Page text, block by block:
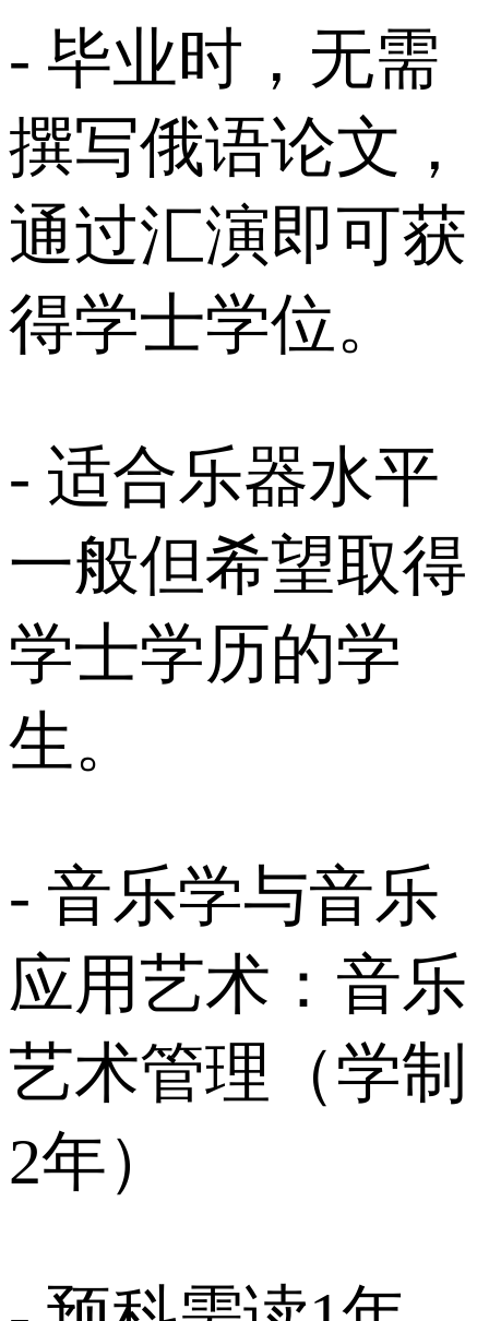
- 毕业时，无需
撰写俄语论文，
通过汇演即可获
得学士学位。
- 适合乐器水平
一般但希望取得
学士学历的学
生。
- 音乐学与音乐
应用艺术：音乐
艺术管理（学制
2年）